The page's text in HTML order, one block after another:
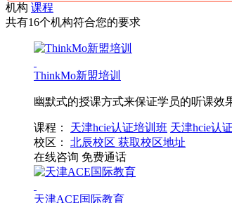
机构 课程
共有16个机构符合您的要求
ThinkMo新盟培训
幽默式的授课方式来保证学员的听课效
课程： 天津hcie认证培训班 天津hcie认
校区：
北辰校区 获取校区地址
在线咨询 免费通话
天津ACE国际教育